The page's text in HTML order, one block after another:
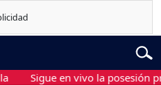
Sigue en vivo la posesión